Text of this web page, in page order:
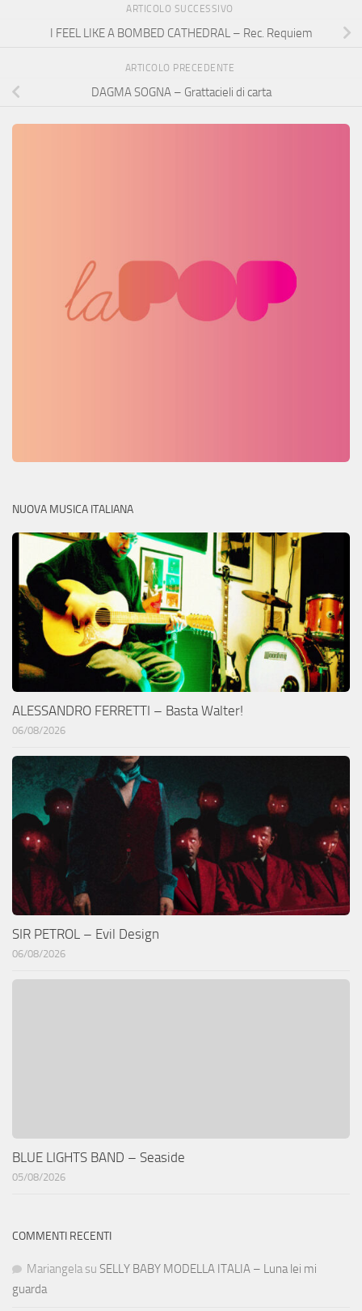
ARTICOLO SUCCESSIVO
I FEEL LIKE A BOMBED CATHEDRAL – Rec. Requiem
ARTICOLO PRECEDENTE
DAGMA SOGNA – Grattacieli di carta
NUOVA MUSICA ITALIANA
ALESSANDRO FERRETTI – Basta Walter!
06/08/2026
SIR PETROL – Evil Design
06/08/2026
BLUE LIGHTS BAND – Seaside
05/08/2026
COMMENTI RECENTI
Mariangela su SELLY BABY MODELLA ITALIA – Luna lei mi
guarda